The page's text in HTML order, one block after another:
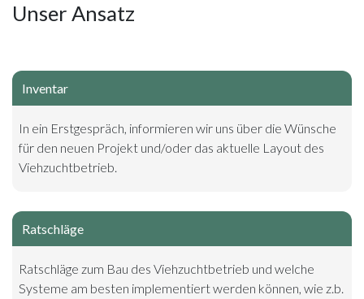
Unser Ansatz
Inventar
In ein Erstgespräch, informieren wir uns über die Wünsche
für den neuen Projekt und/oder das aktuelle Layout des
Viehzuchtbetrieb.
Ratschläge
Ratschläge zum Bau des Viehzuchtbetrieb und welche
Systeme am besten implementiert werden können, wie z.b.